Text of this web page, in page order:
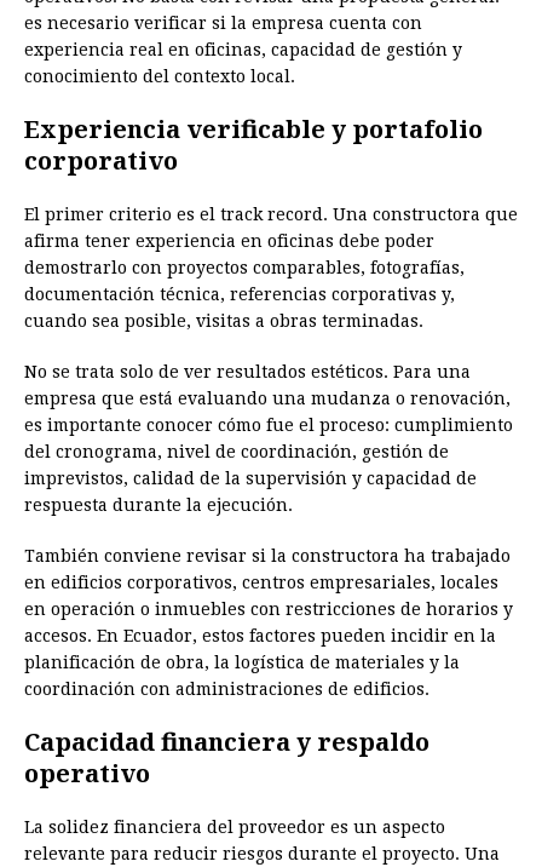
es necesario verificar si la empresa cuenta con
experiencia real en oficinas, capacidad de gestión y
conocimiento del contexto local.
Experiencia verificable y portafolio
corporativo
El primer criterio es el track record. Una constructora que
afirma tener experiencia en oficinas debe poder
demostrarlo con proyectos comparables, fotografías,
documentación técnica, referencias corporativas y,
cuando sea posible, visitas a obras terminadas.
No se trata solo de ver resultados estéticos. Para una
empresa que está evaluando una mudanza o renovación,
es importante conocer cómo fue el proceso: cumplimiento
del cronograma, nivel de coordinación, gestión de
imprevistos, calidad de la supervisión y capacidad de
respuesta durante la ejecución.
También conviene revisar si la constructora ha trabajado
en edificios corporativos, centros empresariales, locales
en operación o inmuebles con restricciones de horarios y
accesos. En Ecuador, estos factores pueden incidir en la
planificación de obra, la logística de materiales y la
coordinación con administraciones de edificios.
Capacidad financiera y respaldo
operativo
La solidez financiera del proveedor es un aspecto
relevante para reducir riesgos durante el proyecto. Una